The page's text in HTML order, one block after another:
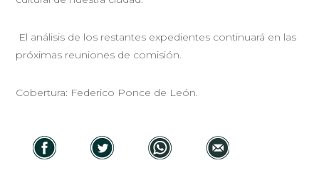
El análisis de los restantes expedientes continuará en las
próximas reuniones de comisión.
Cobertura: Federico Ponce de León.